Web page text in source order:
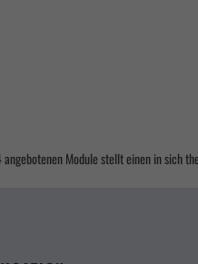
Module stellt einen in sich